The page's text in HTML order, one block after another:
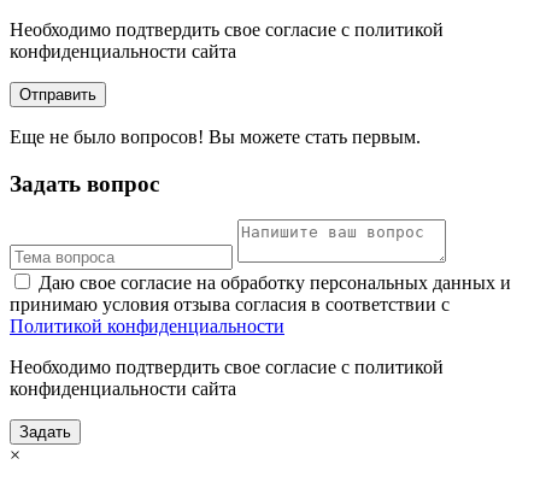
Необходимо подтвердить свое согласие с политикой
конфиденциальности сайта
Отправить
Еще не было вопросов! Вы можете стать первым.
Задать вопрос
Даю свое согласие на обработку персональных данных и
принимаю условия отзыва согласия в соответствии с
Политикой конфиденциальности
Необходимо подтвердить свое согласие с политикой
конфиденциальности сайта
Задать
×